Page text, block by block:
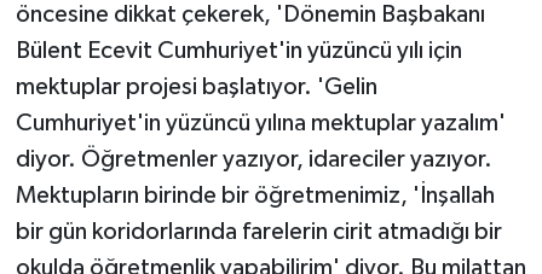
öncesine dikkat çekerek, 'Dönemin Başbakanı
Bülent Ecevit Cumhuriyet'in yüzüncü yılı için
mektuplar projesi başlatıyor. 'Gelin
Cumhuriyet'in yüzüncü yılına mektuplar yazalım'
diyor. Öğretmenler yazıyor, idareciler yazıyor.
Mektupların birinde bir öğretmenimiz, 'İnşallah
bir gün koridorlarında farelerin cirit atmadığı bir
okulda öğretmenlik yapabilirim' diyor. Bu milattan